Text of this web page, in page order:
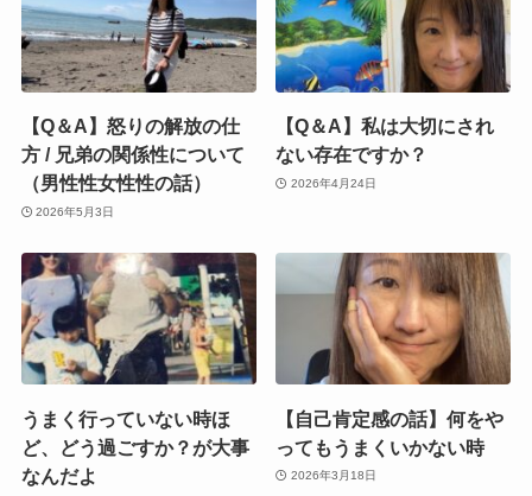
【Q＆A】怒りの解放の仕
方 / 兄弟の関係性について
（男性性女性性の話）
2026年5月3日
【Q＆A】私は大切にされ
ない存在ですか？
2026年4月24日
うまく行っていない時ほ
ど、どう過ごすか？が大事
なんだよ
【自己肯定感の話】何をや
ってもうまくいかない時
2026年3月18日